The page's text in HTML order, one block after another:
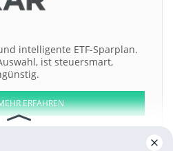
intelligente ETF-Sparplan.
ist steuersmart,
ERFAHREN